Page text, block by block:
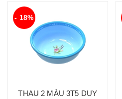
- 18%
THAU 2 MÀU 3T5 DUY